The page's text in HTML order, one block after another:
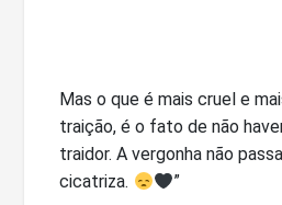
Mas o que é mais cruel e
traição, é o fato de não
traidor. A vergonha não
cicatriza.
”